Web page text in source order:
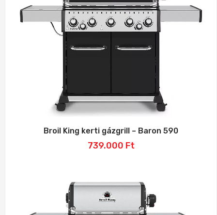
Broil King kerti gázgrill – Baron 590
739.000 Ft